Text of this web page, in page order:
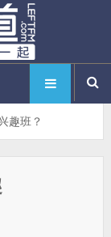
趣班？